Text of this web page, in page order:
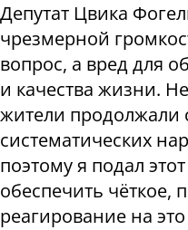
Депутат Цвика
чрезмерной
вопрос, а вред для
и качества жизни.
жители продолжали
систематических
поэтому я подал
обеспечить чёткое,
реагирование на